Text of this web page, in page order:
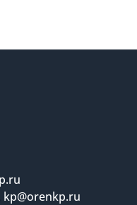
kp@orenkp.ru